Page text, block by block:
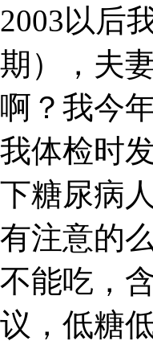
2003以后
期），夫
啊？我今
我体检时
下糖尿病
有注意的
不能吃，
议，低糖